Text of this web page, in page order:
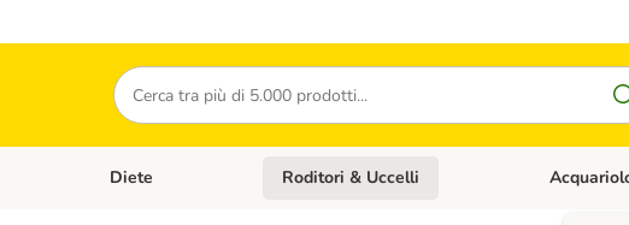
Cerca
Categoria: GattiApri Menù Categoria: Cani
Diete Apri Menù Categoria: Diete
Roditori & Uccelli Apri Menù